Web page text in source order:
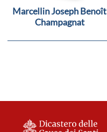
Marcellin Joseph Benoît
Champagnat